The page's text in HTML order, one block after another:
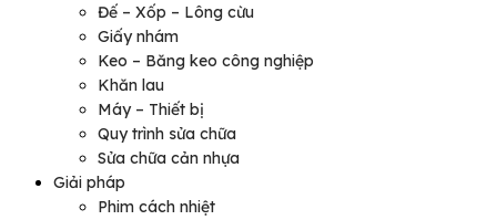
Đế – Xốp – Lông cừu
Giấy nhám
Keo – Băng keo công nghiệp
Khăn lau
Máy – Thiết bị
Quy trình sửa chữa
Sửa chữa cản nhựa
Giải pháp
Phim cách nhiệt